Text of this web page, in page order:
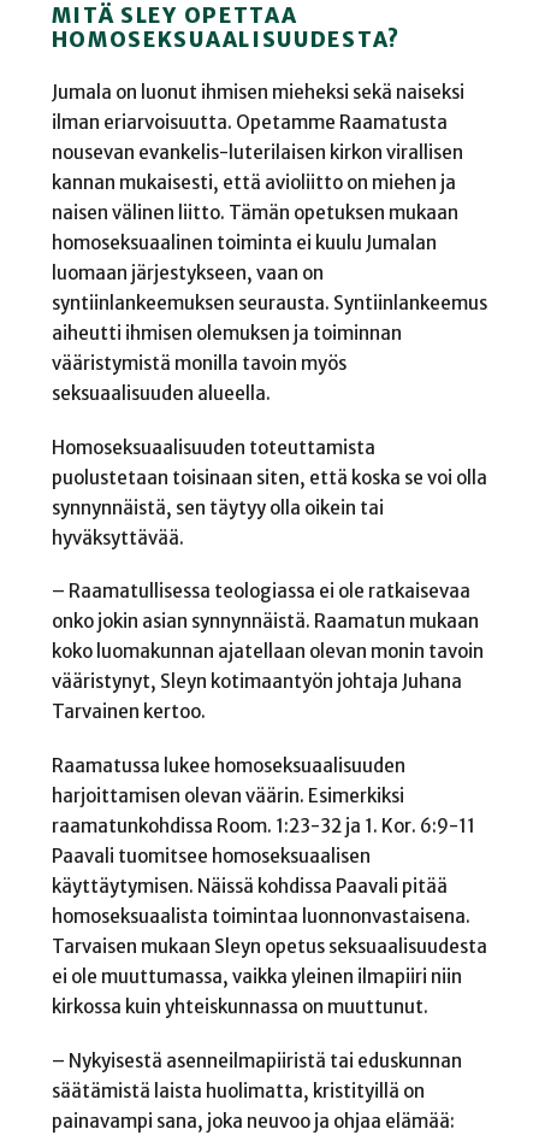
MITÄ SLEY OPETTAA
HOMOSEKSUAALISUUDESTA?
Jumala on luonut ihmisen mieheksi sekä naiseksi
ilman eriarvoisuutta. Opetamme Raamatusta
nousevan evankelis-luterilaisen kirkon virallisen
kannan mukaisesti, että avioliitto on miehen ja
naisen välinen liitto. Tämän opetuksen mukaan
homoseksuaalinen toiminta ei kuulu Jumalan
luomaan järjestykseen, vaan on
syntiinlankeemuksen seurausta. Syntiinlankeemus
aiheutti ihmisen olemuksen ja toiminnan
vääristymistä monilla tavoin myös
seksuaalisuuden alueella.
Homoseksuaalisuuden toteuttamista
puolustetaan toisinaan siten, että koska se voi olla
synnynnäistä, sen täytyy olla oikein tai
hyväksyttävää.
– Raamatullisessa teologiassa ei ole ratkaisevaa
onko jokin asian synnynnäistä. Raamatun mukaan
koko luomakunnan ajatellaan olevan monin tavoin
vääristynyt, Sleyn kotimaantyön johtaja Juhana
Tarvainen kertoo.
Raamatussa lukee homoseksuaalisuuden
harjoittamisen olevan väärin. Esimerkiksi
raamatunkohdissa Room. 1:23-32 ja 1. Kor. 6:9-11
Paavali tuomitsee homoseksuaalisen
käyttäytymisen. Näissä kohdissa Paavali pitää
homoseksuaalista toimintaa luonnonvastaisena.
Tarvaisen mukaan Sleyn opetus seksuaalisuudesta
ei ole muuttumassa, vaikka yleinen ilmapiiri niin
kirkossa kuin yhteiskunnassa on muuttunut.
– Nykyisestä asenneilmapiiristä tai eduskunnan
säätämistä laista huolimatta, kristityillä on
painavampi sana, joka neuvoo ja ohjaa elämää: